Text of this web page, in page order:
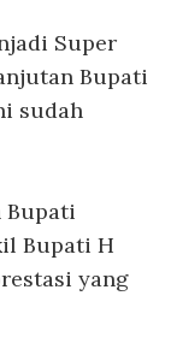
Super
Bupati
sudah
Bupati
Bupati H
yang